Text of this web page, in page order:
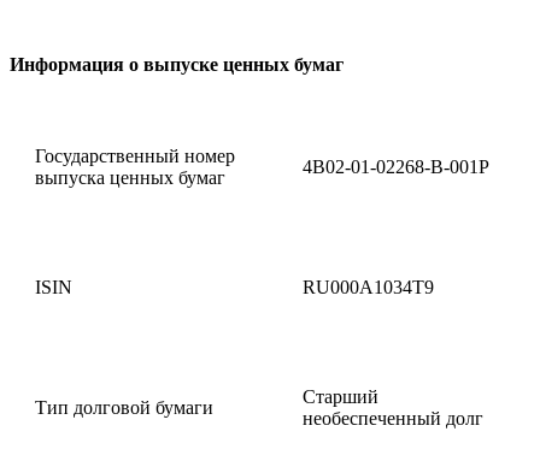
Информация о выпуске ценных бумаг
Государственный номер
выпуска ценных бумаг
4B02-01-02268-B-001P
ISIN RU000A1034T9
Тип долговой бумаги
Старший
необеспеченный долг